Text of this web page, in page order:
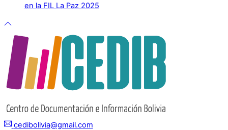
en la FIL La Paz 2025
cedibolivia@gmail.com